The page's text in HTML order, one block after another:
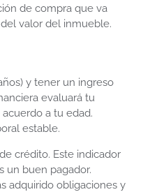
de compra que va
valor del inmueble.
y tener un ingreso
evaluará tu
a tu edad.
estable.
crédito. Este indicador
un buen pagador.
adquirido obligaciones y